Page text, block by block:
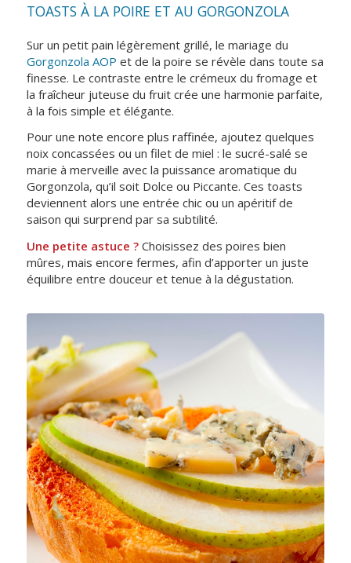
TOASTS À LA POIRE ET AU GORGONZOLA
Sur un petit pain légèrement grillé, le mariage du
Gorgonzola AOP et de la poire se révèle dans toute sa
finesse. Le contraste entre le crémeux du fromage et
la fraîcheur juteuse du fruit crée une harmonie parfaite,
à la fois simple et élégante.
Pour une note encore plus raffinée, ajoutez quelques
noix concassées ou un filet de miel : le sucré-salé se
marie à merveille avec la puissance aromatique du
Gorgonzola, qu’il soit Dolce ou Piccante. Ces toasts
deviennent alors une entrée chic ou un apéritif de
saison qui surprend par sa subtilité.
Une petite astuce ?Choisissez des poires bien
mûres, mais encore fermes, afin d’apporter un juste
équilibre entre douceur et tenue à la dégustation.